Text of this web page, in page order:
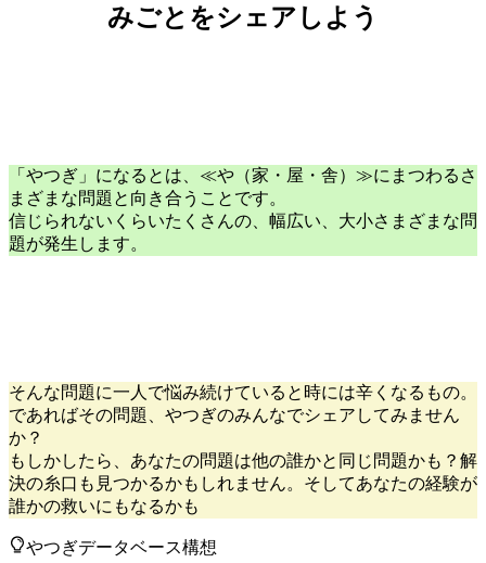
みごとをシェアしよう
「やつぎ」になるとは、≪や（家・屋・舎）≫にまつわるさ
まざまな問題と向き合うことです。
信じられないくらいたくさんの、幅広い、大小さまざまな問
題が発生します。
そんな問題に一人で悩み続けていると時には辛くなるもの。
であればその問題、やつぎのみんなでシェアしてみません
か？
もしかしたら、あなたの問題は他の誰かと同じ問題かも？解
決の糸口も見つかるかもしれません。そしてあなたの経験が
誰かの救いにもなるかも
やつぎデータベース構想